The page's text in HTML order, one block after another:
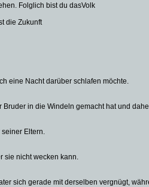
Folglich bist du dasVolk
die Zukunft
eine Nacht darüber schlafen möchte.
in die Windeln gemacht hat und
seiner Eltern.
sie nicht wecken kann.
sich gerade mit derselben vergnügt,